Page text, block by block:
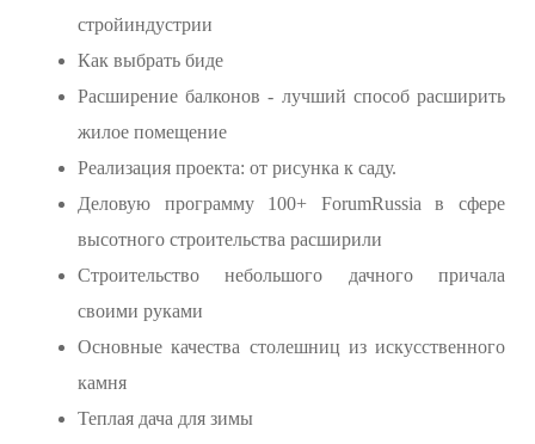
стройиндустрии
Как выбрать биде
Расширение балконов - лучший способ расширить
жилое помещение
Реализация проекта: от рисунка к саду.
Деловую программу 100+ ForumRussia в сфере
высотного строительства расширили
Строительство небольшого дачного причала
своими руками
Основные качества столешниц из искусственного
камня
Теплая дача для зимы